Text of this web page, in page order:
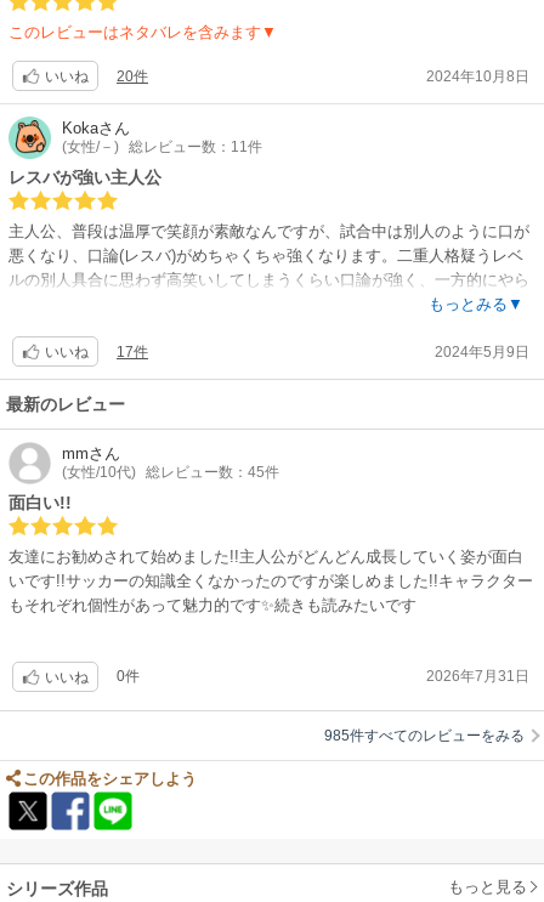
イン・総作画監督:田辺謙司 / 総作画監督:もり ともこ、清水空翔 / アクシ
ョンディレクター:興村忠美 / チーフ3Dレイアウター:佐久間澪 / プロップ・
衣装デザイン:もりともこ、飯田香帆 / 作画特殊効果:あかね / 色彩設計:小
松さくら / 美術設定:佐久間澪 / 美術監督:三宅昌和 / 背景:Creative Freaks /
撮影監督:浅黄康裕 / 撮影:チップチューン / 3DCGディレクター:山下智基、
生原雄次 / 3DCGチーフアニメーター:広沢範光 / 3DCG:オーラスタジオ /
スペシャルコンポジター・グラフィックワーク:生原雄次 / 特殊効果処理:山
田可奈子 / 編集:長谷川舞(エディッツ) / 音響監督:郷文裕貴 / 音響制作:ビッ
トグルーヴプロモーション / 音楽:村山☆潤 / プロデューサー:有澤亮哉、佐
藤尚哉、川勝宥典、柳井寛史 / アニメーションプロデューサー:小菅秀徳 /
製作:「ブルーロック」製作委員会 /
音楽】
OP:UNISON SQUARE GARDEN「傍若のカリスマ」 / ED:Snow
関連リンク】
公式サイト「ブルーロック VS. U-20 JAPAN」
このレビューはネタバレを含みます▼
いいね 20件 2024年10月8日
Kokaさん
(女性/－) 総レビュー数：11件
レスバが強い主人公
主人公、普段は温厚で笑顔が素敵なんですが、試合中は別人のように口が
悪くなり、口論(レスバ)がめちゃくちゃ強くなります。二重人格疑うレベ
ルの別人具合に思わず高笑いしてしまうくらい口論が強く、一方的にやら
くあるタイプの主人公でしたが、成長してどんどん強くなっていき、レス
バも強くなっていきます。
サッカー漫画でレスバって何言ってるんだと思われるかもしれませんが、
潔のレスバはこの漫画の醍醐味と言っても過言ではありません。
サッカーの実力で負けていてもレスバは圧倒的に強い潔、敵に煽られた
際、的確に相手の急所を突いていきます。
味方も例外ではありません。自分勝手な行動で主人公を邪魔した胸糞キャ
ラをレスバでボコボコにします。あまりのオーバーキル具合に読者からは
「自らがボロクソ言うことでコメント欄が荒れることを防ぐ主人公」
「潔、言い過ぎやw」と言われています。
口が悪いキャラは主人公だけではありません。実はキャラクターのほとん
どは口が悪く、試合中に数々のレスバが繰り広げられています。主人公の
す。
立ち直りの速さにも定評がある潔。敵に折られても次のページでは立ち直
り、現状打破するため思考します。もう数ページ捲れば目標に向かい全速
前進しているでしょう。ウジウジグダグダしないスカッと要素もこの漫画
が人気になった理由の一つだと思っています。
初見でここまで読んでくださったのならブルーロックがよほど気になって
いる模様。騙されたと思って6巻まで読んでみてください。その辺りから
もっとみる▼
いいね 17件 2024年5月9日
最新のレビュー
mmさん
(女性/10代) 総レビュー数：45件
面白い!!
友達にお勧めされて始めました!!主人公がどんどん成長していく姿が面白
いです!!サッカーの知識全くなかったのですが楽しめました!!キャラクター
もそれぞれ個性があって魅力的です✨️続きも読みたいです
いいね 0件 2026年7月31日
985件すべてのレビューをみる
この作品をシェアしよう
シリーズ作品 もっと見る